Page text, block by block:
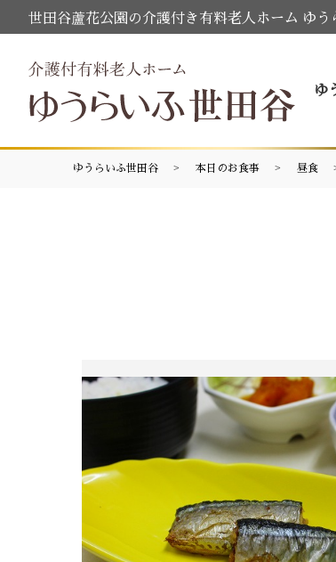
世田谷蘆花公園の介護付き有料老人ホーム ゆう
ゆ
ゆうらいふ世田谷 本日のお食事 昼食